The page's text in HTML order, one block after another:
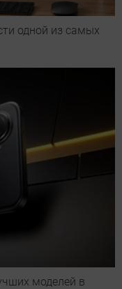
одной из самых
моделей в